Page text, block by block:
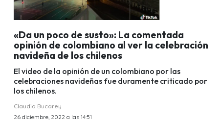
«Da un poco de susto»: La comentada
opinión de colombiano al ver la celebración
navideña de los chilenos
El video de la opinión de un colombiano por las
celebraciones navideñas fue duramente criticado por
los chilenos.
Claudia Bucarey
26 diciembre, 2022 a las 14:51